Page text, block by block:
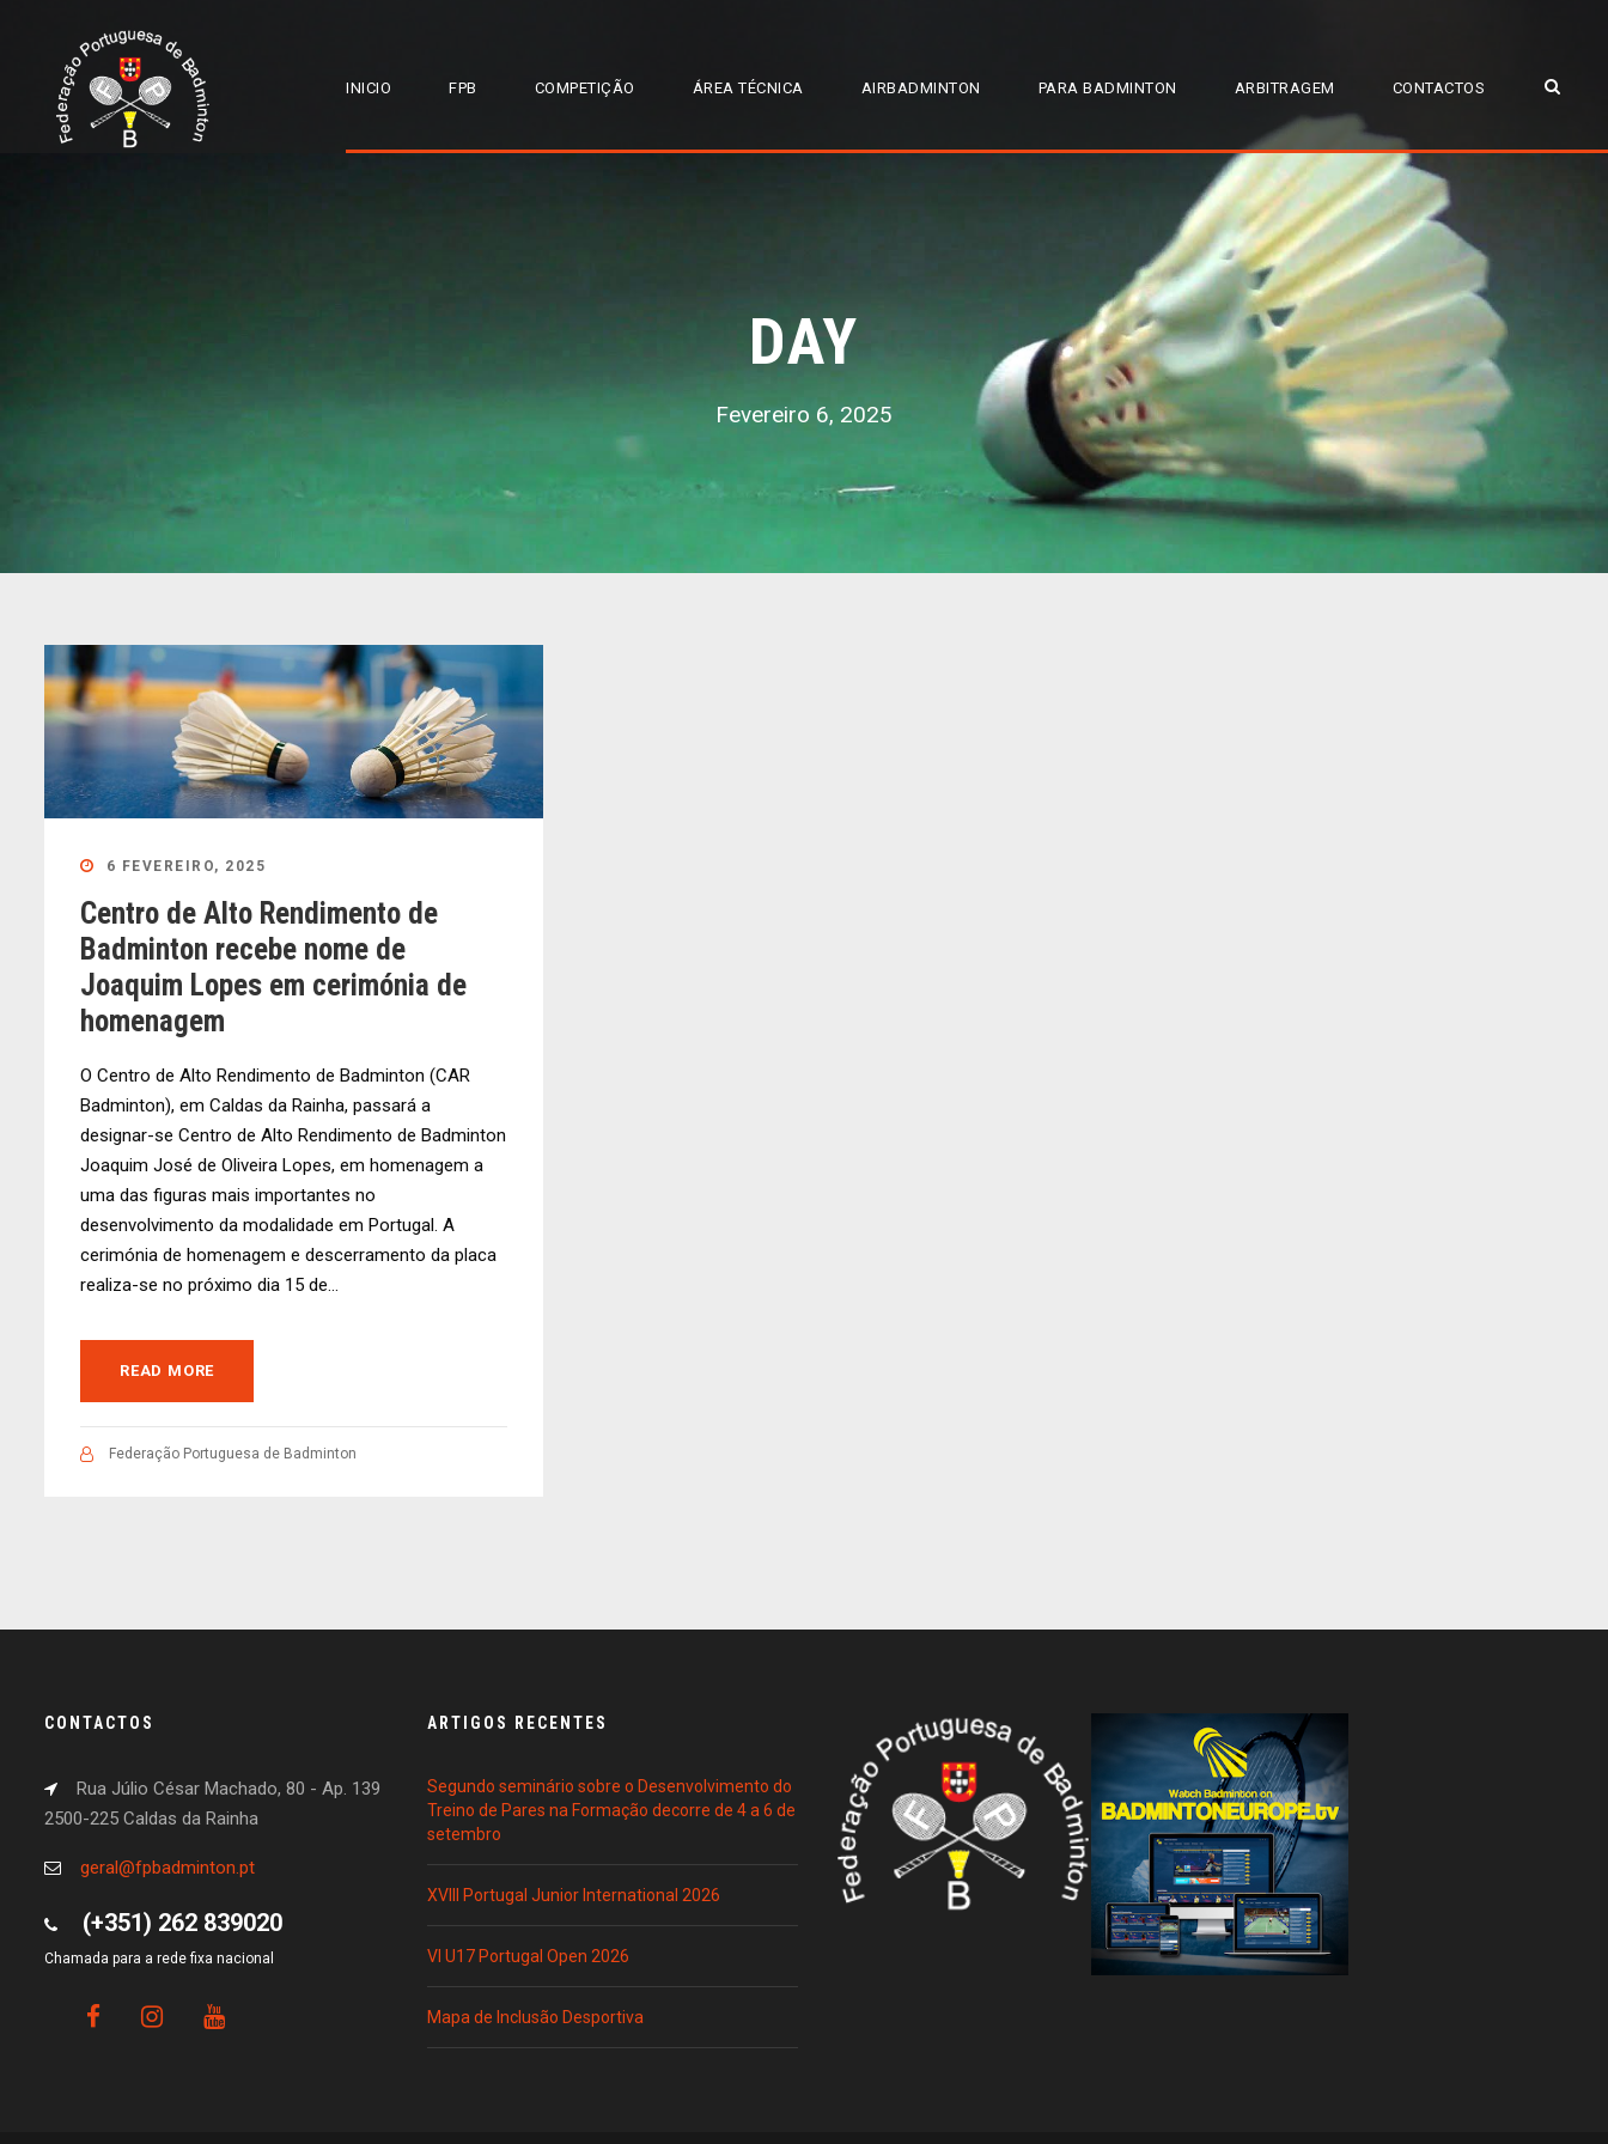
INICIO FPB COMPETIÇÃO ÁREA TÉCNICA AIRBADMINTON PARA BADMINTON ARBITRAGEM CONTACTOS
DAY
Fevereiro 6, 2025
6 FEVEREIRO, 2025
Centro de Alto Rendimento de
Badminton recebe nome de
Joaquim Lopes em cerimónia de
homenagem
O Centro de Alto Rendimento de Badminton (CAR
Badminton), em Caldas da Rainha, passará a
designar-se Centro de Alto Rendimento de Badminton
Joaquim José de Oliveira Lopes, em homenagem a
uma das figuras mais importantes no
desenvolvimento da modalidade em Portugal. A
cerimónia de homenagem e descerramento da placa
realiza-se no próximo dia 15 de...
READ MORE
Federação Portuguesa de Badminton
CONTACTOS
Rua Júlio César Machado, 80 - Ap. 139
2500-225 Caldas da Rainha
geral@fpbadminton.pt
(+351) 262 839020
Chamada para a rede fixa nacional
ARTIGOS RECENTES
Segundo seminário sobre o Desenvolvimento do
Treino de Pares na Formação decorre de 4 a 6 de
setembro
XVIII Portugal Junior International 2026
VI U17 Portugal Open 2026
Mapa de Inclusão Desportiva